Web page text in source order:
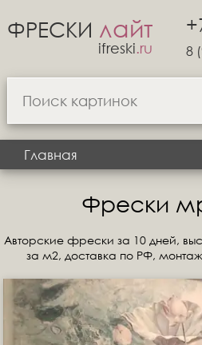
ФРЕСКИ лайт
ifreski.ru 8
Главная
Фрески
Авторские фрески за 10 дней,
за м2, доставка по РФ,